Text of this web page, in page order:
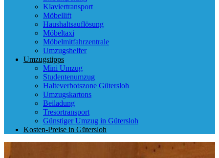
Klaviertransport
Möbellift
Haushaltsauflösung
Möbeltaxi
Möbelmitfahrzentrale
Umzugshelfer
Umzugstipps
Mini Umzug
Studentenumzug
Halteverbotszone Gütersloh
Umzugskartons
Beiladung
Tresortransport
Günstiger Umzug in Gütersloh
Kosten-Preise in Gütersloh